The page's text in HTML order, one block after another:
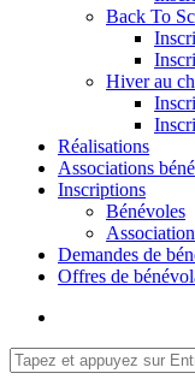
Back To
Hiver au
Réalisations
Associations
Inscriptions
Bénévoles
Demandes de
Offres de